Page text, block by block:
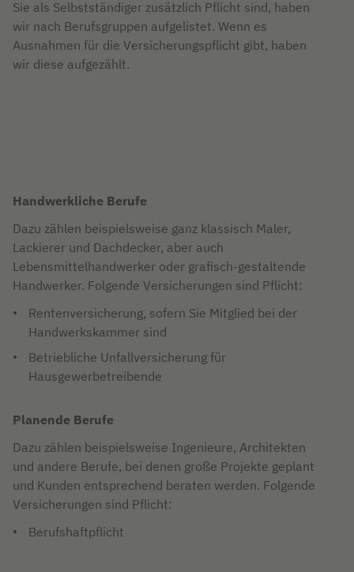
Sie als Selbstständiger zusätzlich Pflicht sind, haben
wir nach Berufsgruppen aufgelistet. Wenn es
Ausnahmen für die Versicherungspflicht gibt, haben
wir diese aufgezählt.
Handwerkliche Berufe
Dazu zählen beispielsweise ganz klassisch Maler,
Lackierer und Dachdecker, aber auch
Lebensmittelhandwerker oder grafisch-gestaltende
Handwerker. Folgende Versicherungen sind Pflicht:
Rentenversicherung, sofern Sie Mitglied bei der
Handwerkskammer sind
Betriebliche Unfallversicherung für
Hausgewerbetreibende
Planende Berufe
Dazu zählen beispielsweise Ingenieure, Architekten
und andere Berufe, bei denen große Projekte geplant
und Kunden entsprechend beraten werden. Folgende
Versicherungen sind Pflicht:
Berufshaftpflicht